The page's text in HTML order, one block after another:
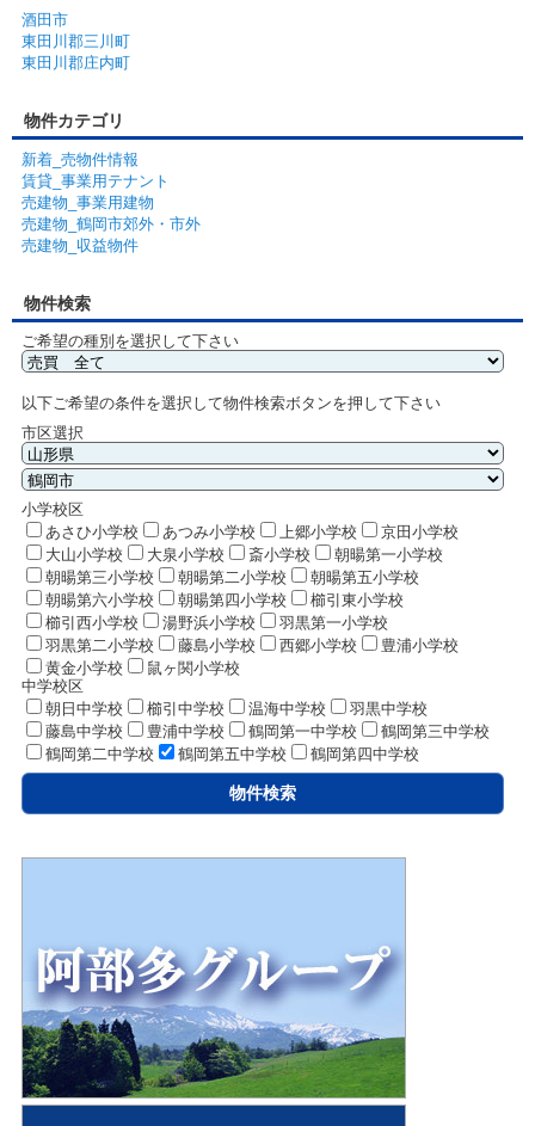
酒田市
東田川郡三川町
東田川郡庄内町
物件カテゴリ
新着_売物件情報
賃貸_事業用テナント
売建物_事業用建物
売建物_鶴岡市郊外・市外
売建物_収益物件
物件検索
ご希望の種別を選択して下さい
以下ご希望の条件を選択して物件検索ボタンを押して下さい
市区選択
小学校区
あさひ小学校
あつみ小学校 上郷小学校
京田小学校
大山小学校
大泉小学校 斎小学校
朝暘第一小学校
朝暘第三小学校
朝暘第二小学校
朝暘第五小学校
朝暘第六小学校
朝暘第四小学校
櫛引東小学校
櫛引西小学校
湯野浜小学校
羽黒第一小学校
羽黒第二小学校
藤島小学校 西郷小学校
豊浦小学校
黄金小学校
鼠ヶ関小学校
中学校区
朝日中学校
櫛引中学校 温海中学校
羽黒中学校
藤島中学校
豊浦中学校 鶴岡第一中学校
鶴岡第三中学校
鶴岡第二中学校
鶴岡第五中学校 鶴岡第四中学校